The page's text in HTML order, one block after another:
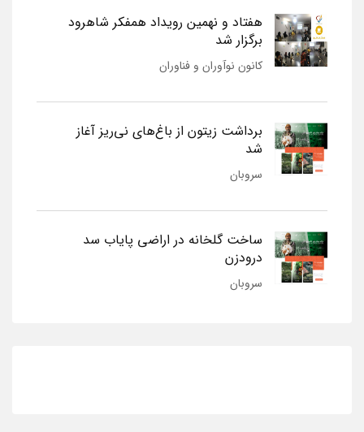
هفتاد و نهمین رویداد همفکر شاهرود
برگزار شد
کانون نوآوران و فناوران
برداشت زیتون از باغ‌های نی‌ریز آغاز
شد
سروبان
ساخت گلخانه در اراضی پایاب سد
درودزن
سروبان